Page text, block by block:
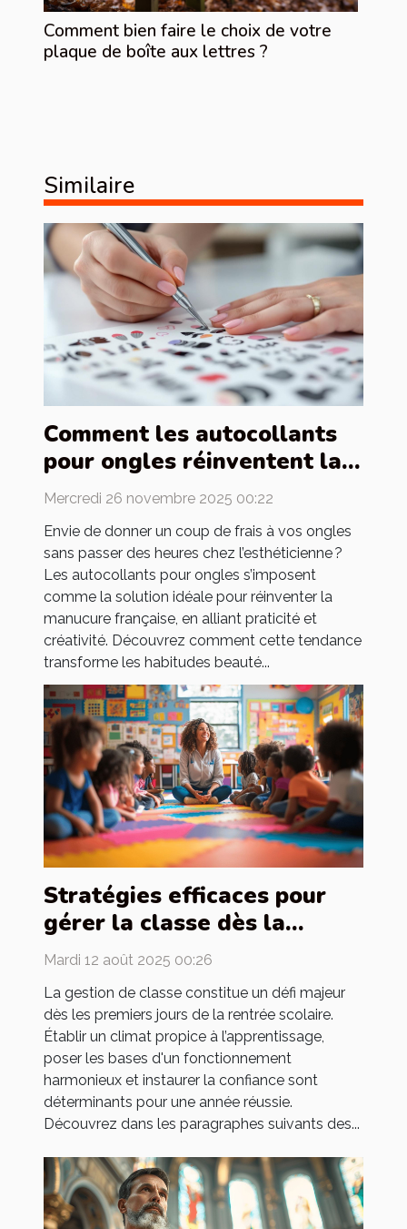
Comment bien faire le choix de votre
plaque de boîte aux lettres ?
Similaire
Comment les autocollants
pour ongles réinventent la
manucure française ?
Mercredi 26 novembre 2025 00:22
Envie de donner un coup de frais à vos ongles
sans passer des heures chez l’esthéticienne ?
Les autocollants pour ongles s’imposent
comme la solution idéale pour réinventer la
manucure française, en alliant praticité et
créativité. Découvrez comment cette tendance
transforme les habitudes beauté...
Stratégies efficaces pour
gérer la classe dès la
rentrée
Mardi 12 août 2025 00:26
La gestion de classe constitue un défi majeur
dès les premiers jours de la rentrée scolaire.
Établir un climat propice à l’apprentissage,
poser les bases d'un fonctionnement
harmonieux et instaurer la confiance sont
déterminants pour une année réussie.
Découvrez dans les paragraphes suivants des...